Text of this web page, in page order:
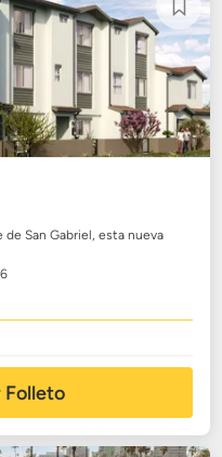
San Gabriel, esta nueva